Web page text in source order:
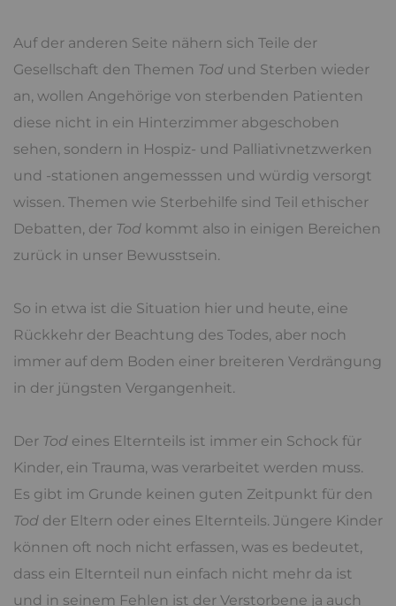
Auf der anderen Seite nähern sich Teile der
Gesellschaft den Themen Tod und Sterben wieder
an, wollen Angehörige von sterbenden Patienten
diese nicht in ein Hinterzimmer abgeschoben
sehen, sondern in Hospiz- und Palliativnetzwerken
und -stationen angemesssen und würdig versorgt
wissen. Themen wie Sterbehilfe sind Teil ethischer
Debatten, der Tod kommt also in einigen Bereichen
zurück in unser Bewusstsein.
So in etwa ist die Situation hier und heute, eine
Rückkehr der Beachtung des Todes, aber noch
immer auf dem Boden einer breiteren Verdrängung
in der jüngsten Vergangenheit.
Der Tod eines Elternteils ist immer ein Schock für
Kinder, ein Trauma, was verarbeitet werden muss.
Es gibt im Grunde keinen guten Zeitpunkt für den
Tod der Eltern oder eines Elternteils. Jüngere Kinder
können oft noch nicht erfassen, was es bedeutet,
dass ein Elternteil nun einfach nicht mehr da ist
und in seinem Fehlen ist der Verstorbene ja auch